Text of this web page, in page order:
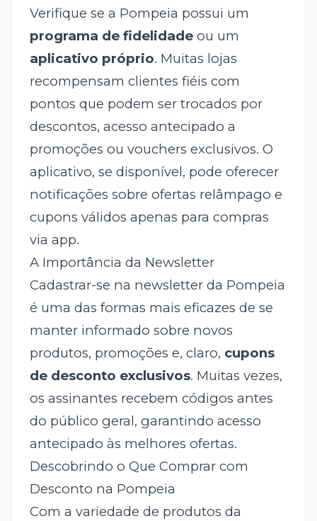
Verifique se a Pompeia possui um
programa de fidelidadeou um
aplicativo próprio. Muitas lojas
recompensam clientes fiéis com
pontos que podem ser trocados por
descontos, acesso antecipado a
promoções ou vouchers exclusivos. O
aplicativo, se disponível, pode oferecer
notificações sobre ofertas relâmpago e
cupons válidos apenas para compras
via app.
A Importância da Newsletter
Cadastrar-se na newsletter da Pompeia
é uma das formas mais eficazes de se
manter informado sobre novos
produtos, promoções e, claro, cupons
de desconto exclusivos. Muitas vezes,
os assinantes recebem códigos antes
do público geral, garantindo acesso
antecipado às melhores ofertas.
Descobrindo o Que Comprar com
Desconto na Pompeia
Com a variedade de produtos da